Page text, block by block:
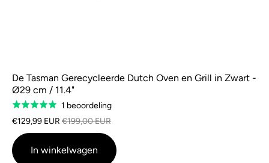
De Tasman Gerecycleerde Dutch Oven en Grill in Zwart -
Ø29 cm / 11.4"
Gewaardeerd
5.0
van
5
1 beoordelingGebaseerd
beoordeling
€129,99 EUR €199,00 EUR
In winkelwagen